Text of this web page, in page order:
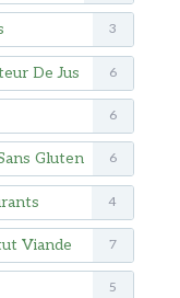
3
De Jus 6
6
Gluten 6
4
Viande 7
5